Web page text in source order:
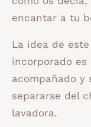
encantar a tu
La idea de
incorporado es
acompañado y
separarse del
lavadora.